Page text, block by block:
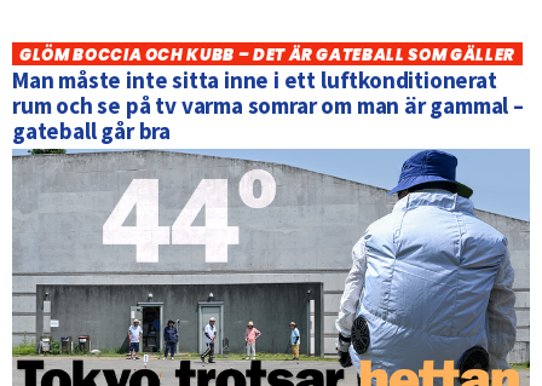
GLÖM BOCCIA OCH KUBB – DET ÄR GATEBALL SOM GÄLLER
Man måste inte sitta inne i ett luftkonditionerat
rum och se på tv varma somrar om man är gammal –
gateball går bra